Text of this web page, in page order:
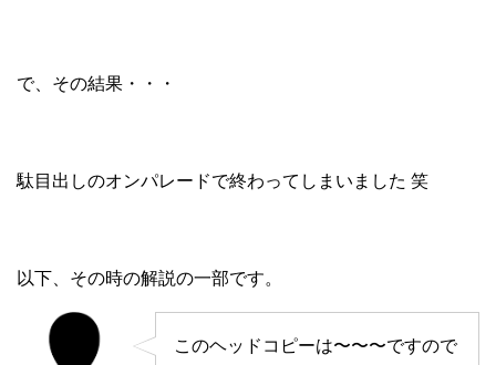
で、その結果・・・
駄目出しのオンパレードで終わってしまいました 笑
以下、その時の解説の一部です。
このヘッドコピーは〜〜〜ですので